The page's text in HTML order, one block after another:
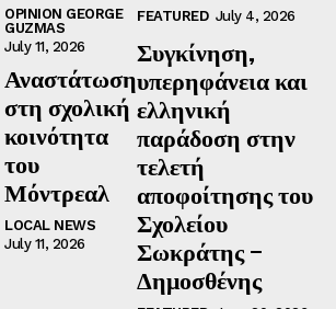
OPINION GEORGE
GUZMAS
July 11, 2026
Αναστάτωση
στη σχολική
κοινότητα
του
Μόντρεαλ
LOCAL NEWS
July 11, 2026
FEATURED July 4, 2026
Συγκίνηση,
υπερηφάνεια και
ελληνική
παράδοση στην
τελετή
αποφοίτησης του
Σχολείου
Σωκράτης –
Δημοσθένης